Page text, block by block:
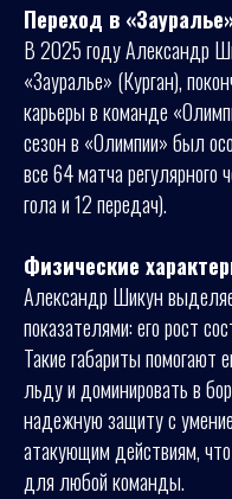
Переход в
В 2025 году Александр
«Зауралье» (Курган),
карьеры в команде
сезон в «Олимпии» был
все 64 матча регулярного
гола и 12 передач).
Физические
Александр Шикун
показателями: его рост
Такие габариты помогают
льду и доминировать в
надежную защиту с
атакующим действиям,
для любой команды.